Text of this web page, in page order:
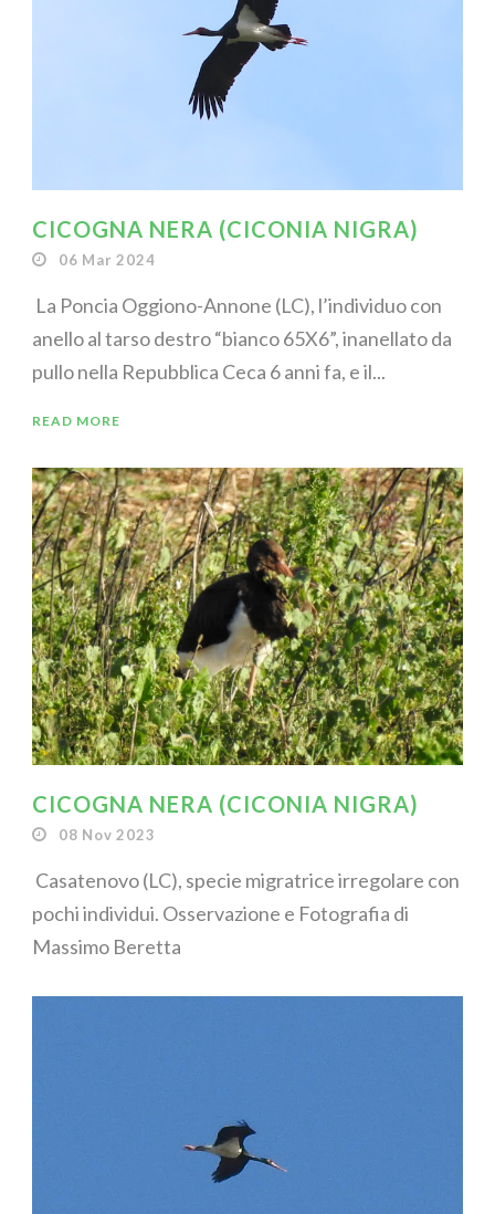
CICOGNA NERA (CICONIA NIGRA)
06 Mar 2024
La Poncia Oggiono-Annone (LC), l’individuo con
anello al tarso destro “bianco 65X6”, inanellato da
pullo nella Repubblica Ceca 6 anni fa, e il...
READ MORE
CICOGNA NERA (CICONIA NIGRA)
08 Nov 2023
Casatenovo (LC), specie migratrice irregolare con
pochi individui. Osservazione e Fotografia di
Massimo Beretta